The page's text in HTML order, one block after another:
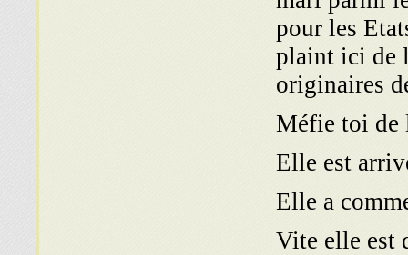
pour les
plaint ici de
originaires
Méfie toi de
Elle est
Elle a
Vite elle est